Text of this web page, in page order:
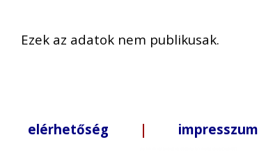
Ezek az adatok nem publikusak.
elérhetőség | impresszum